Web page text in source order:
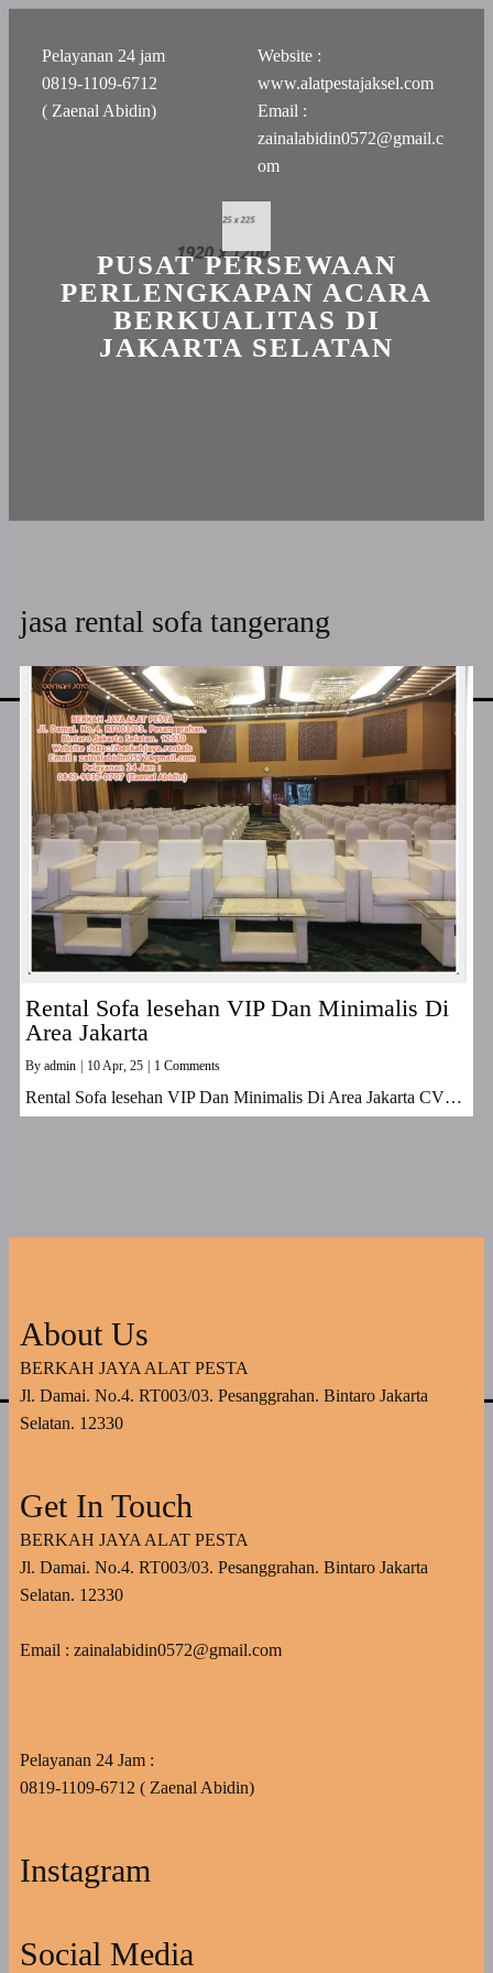
Pelayanan 24 jam
0819-1109-6712
( Zaenal Abidin)
Website :
www.alatpestajaksel.com
Email :
zainalabidin0572@gmail.c
om
PUSAT PERSEWAAN
PERLENGKAPAN ACARA
BERKUALITAS DI
JAKARTA SELATAN
jasa rental sofa tangerang
Rental Sofa lesehan VIP Dan Minimalis Di
Area Jakarta
By admin 10Apr, 25 1 Comments
Rental Sofa lesehan VIP Dan Minimalis Di Area Jakarta CV…
About Us
BERKAH JAYA ALAT PESTA
Jl. Damai. No.4. RT003/03. Pesanggrahan. Bintaro Jakarta
Selatan. 12330
Get In Touch
BERKAH JAYA ALAT PESTA
Jl. Damai. No.4. RT003/03. Pesanggrahan. Bintaro Jakarta
Selatan. 12330
Email : zainalabidin0572@gmail.com
Pelayanan 24 Jam :
0819-1109-6712 ( Zaenal Abidin)
Instagram
Social Media